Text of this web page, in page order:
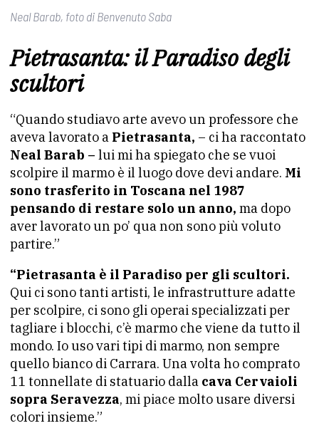
Neal Barab, foto di Benvenuto Saba
Pietrasanta: il Paradiso degli
scultori
“Quando studiavo arte avevo un professore che
aveva lavorato a Pietrasanta, – ci ha raccontato
Neal Barab – lui mi ha spiegato che se vuoi
scolpire il marmo è il luogo dove devi andare. Mi
sono trasferito in Toscana nel 1987
pensando di restare solo un anno, ma dopo
aver lavorato un po’ qua non sono più voluto
partire.”
“Pietrasanta è il Paradiso per gli scultori.
Qui ci sono tanti artisti, le infrastrutture adatte
per scolpire, ci sono gli operai specializzati per
tagliare i blocchi, c’è marmo che viene da tutto il
mondo. Io uso vari tipi di marmo, non sempre
quello bianco di Carrara. Una volta ho comprato
11 tonnellate di statuario dalla cava Cervaioli
sopra Seravezza, mi piace molto usare diversi
colori insieme.”